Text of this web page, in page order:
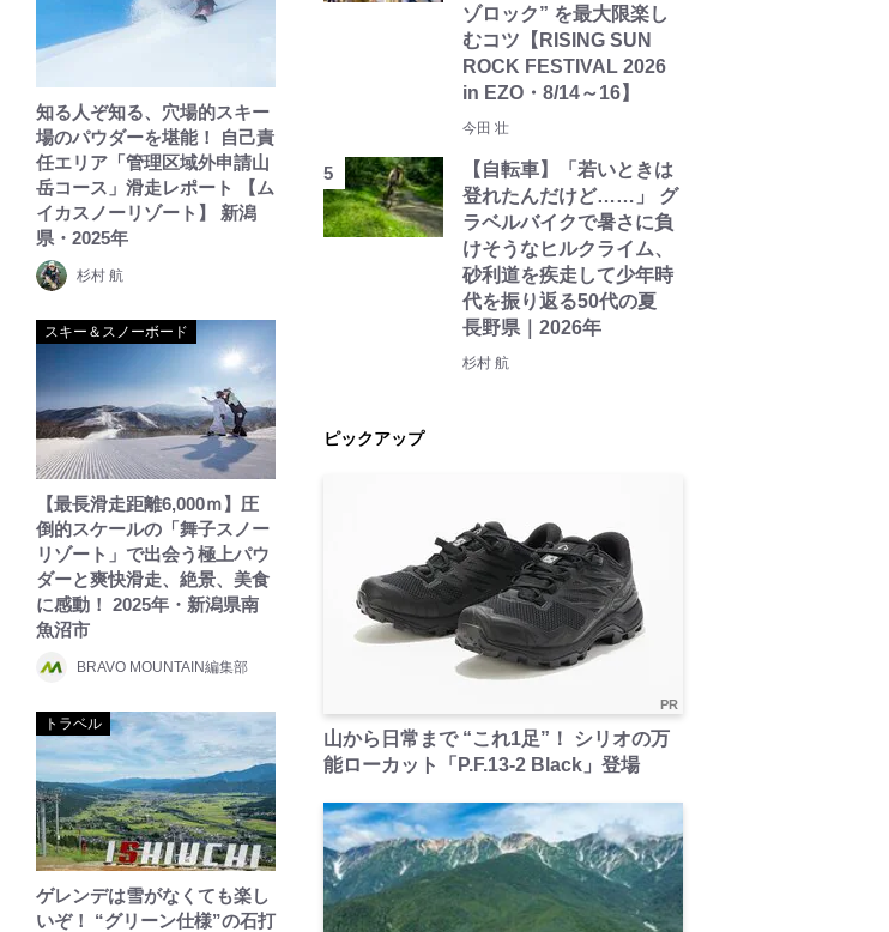
知る人ぞ知る、穴場的スキー
場のパウダーを堪能！ 自己責
任エリア「管理区域外申請山
岳コース」滑走レポート 【ム
イカスノーリゾート】 新潟
県・2025年
杉村 航
スキー＆スノーボード
【最長滑走距離6,000ｍ】圧
倒的スケールの「舞子スノー
リゾート」で出会う極上パウ
ダーと爽快滑走、絶景、美食
に感動！ 2025年・新潟県南
魚沼市
BRAVO MOUNTAIN編集部
トラベル
ゲレンデは雪がなくても楽し
いぞ！ “グリーン仕様”の石打
ゾロック” を最大限楽し
むコツ【RISING SUN
ROCK FESTIVAL 2026
in EZO・8/14～16】
今田 壮
【自転車】「若いときは
登れたんだけど……」 グ
ラベルバイクで暑さに負
けそうなヒルクライム、
砂利道を疾走して少年時
代を振り返る50代の夏
長野県｜2026年
杉村 航
ピックアップ
PR
山から日常まで “これ1足”！ シリオの万
能ローカット「P.F.13-2 Black」登場